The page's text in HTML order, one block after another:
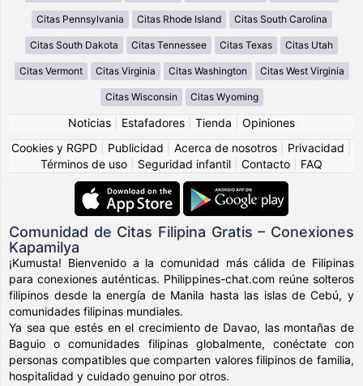
Citas Pennsylvania Citas Rhode Island Citas South Carolina
Citas South Dakota Citas Tennessee Citas Texas Citas Utah
Citas Vermont Citas Virginia Citas Washington Citas West Virginia
Citas Wisconsin Citas Wyoming
Noticias Estafadores Tienda
Opiniones
Cookies y RGPD
Publicidad Acerca de nosotros Privacidad
Términos de uso
Seguridad infantil Contacto FAQ
Comunidad de Citas Filipina Gratis – Conexiones
Kapamilya
¡Kumusta! Bienvenido a la comunidad más cálida de Filipinas
para conexiones auténticas. Philippines-chat.com reúne solteros
filipinos desde la energía de Manila hasta las islas de Cebú, y
comunidades filipinas mundiales.
Ya sea que estés en el crecimiento de Davao, las montañas de
Baguio o comunidades filipinas globalmente, conéctate con
personas compatibles que comparten valores filipinos de familia,
hospitalidad y cuidado genuino por otros.